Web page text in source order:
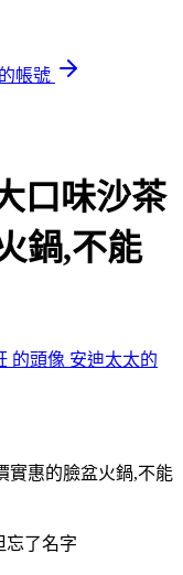
帳號
口味沙茶
鍋,不能
安迪太太的
忘了名字